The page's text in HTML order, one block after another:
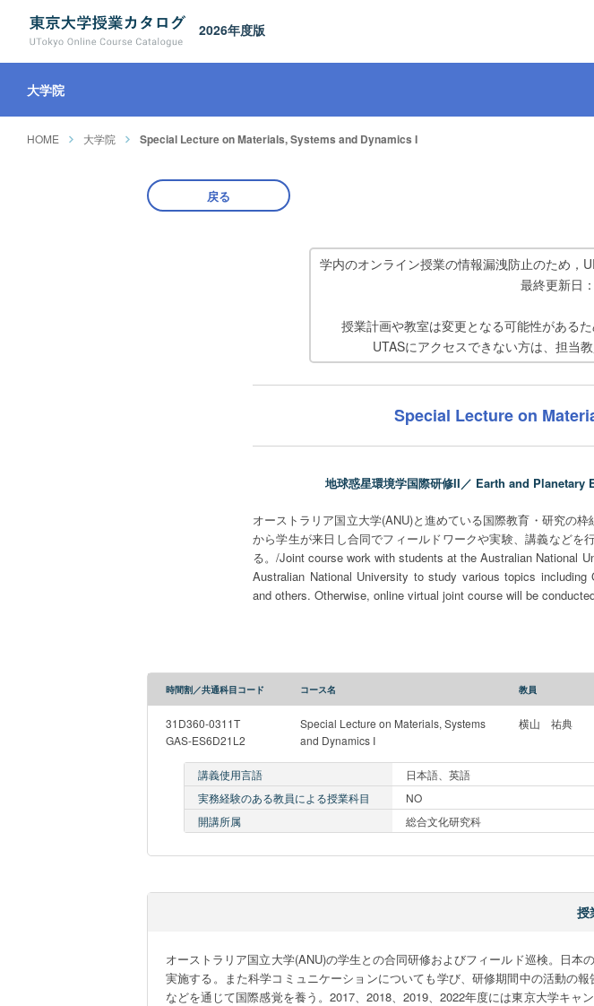
2026年度版
大学院
HOME 大学院 Special Lecture on Materials, Systems and Dynamics I
戻る
学内のオンライン授業の情報漏洩防止のため，
最終更新日
授業計画や教室は変更となる可能性がある
UTASにアクセスできない方は、担当
Special Lecture on
地球惑星環境学国際研修II／ Earth and
オーストラリア国立大学(ANU)と進めている国際教育・研究の
から学生が来日し合同でフィールドワークや実験、講義など
る。/Joint course work with students at the Australian National
Australian National University to study various topics
and others. Otherwise, online virtual joint course will be
時間割／共通科目コード コース名 教員
31D360-0311T
GAS-ES6D21L2
Special Lecture on Materials, Systems
and Dynamics I
横山 祐典
講義使用言語 日本語、英語
実務経験のある教員による授業科目
NO
開講所属
総合文化研究科
授
オーストラリア国立大学(ANU)の学生との合同研修およびフィールド巡検。日
実施する。また科学コミュニケーションについても学び、研修期間中の活動の
などを通じて国際感覚を養う。2017、2018、2019、2022年度には東京大学キ